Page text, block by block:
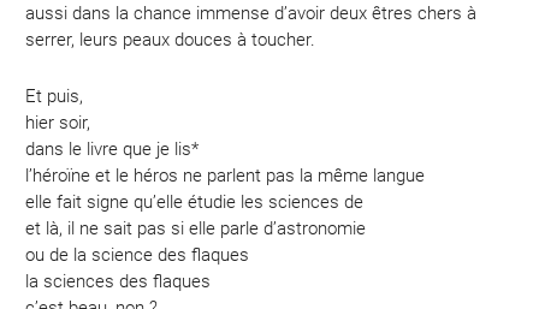
aussi dans la chance immense d’avoir deux êtres chers à
serrer, leurs peaux douces à toucher.
Et puis,
hier soir,
dans le livre que je lis*
l’héroïne et le héros ne parlent pas la même langue
elle fait signe qu’elle étudie les sciences de
et là, il ne sait pas si elle parle d’astronomie
ou de la science des flaques
la sciences des flaques